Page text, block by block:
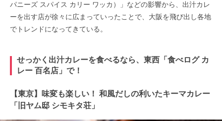
パニーズ スパイス カリー ワッカ）」などの影響から、出汁カレ
ーを出す店が徐々に広まっていったことで、大阪を飛び出し各地
でトレンドになってきている。
せっかく出汁カレーを食べるなら、東西「食べログ カ
レー 百名店」で！
【東京】味変も楽しい！ 和風だしの利いたキーマカレー
「旧ヤム邸 シモキタ荘」